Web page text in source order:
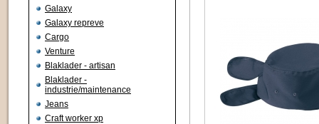
Galaxy
Galaxy repreve
Cargo
Venture
Blaklader - artisan
Blaklader -
industrie/maintenance
Jeans
Craft worker xp